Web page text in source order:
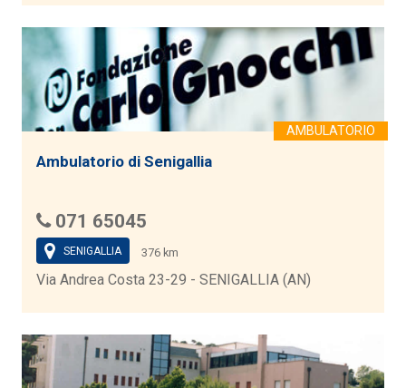
Ambulatorio di Senigallia
071 65045
SENIGALLIA 376 km
Via Andrea Costa 23-29 - SENIGALLIA (AN)